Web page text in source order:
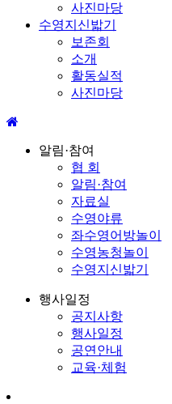
사진마당
수영지신밟기
보존회
소개
활동실적
사진마당
알림·참여
협 회
알림·참여
자료실
수영야류
좌수영어방놀이
수영농청놀이
수영지신밟기
행사일정
공지사항
행사일정
공연안내
교육·체험